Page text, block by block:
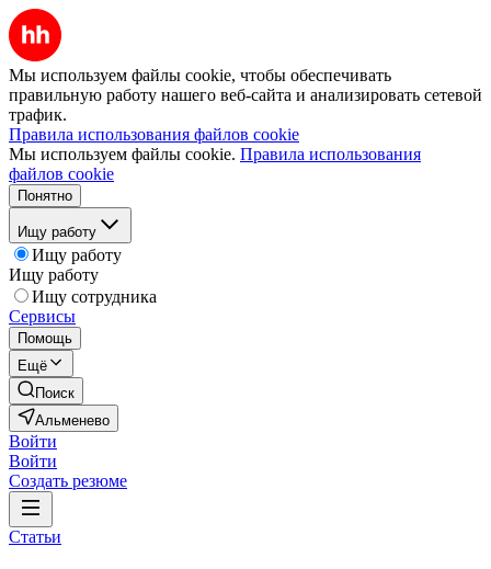
Мы используем файлы cookie, чтобы обеспечивать
правильную работу нашего веб-сайта и анализировать сетевой
трафик.
Правила использования файлов cookie
Мы используем файлы cookie. Правила использования
файлов cookie
Понятно
Ищу работу
Ищу работу
Ищу работу
Ищу сотрудника
Сервисы
Помощь
Ещё
Поиск
Альменево
Войти
Войти
Создать резюме
Статьи